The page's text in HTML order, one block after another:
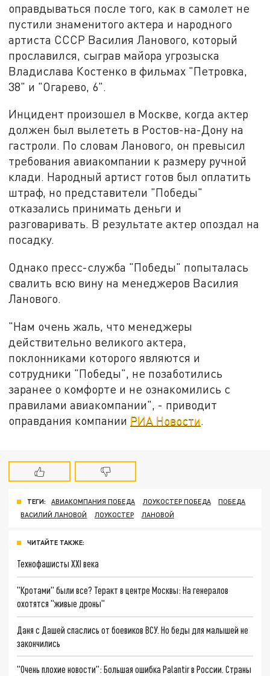
оправдываться после того, как в самолет не
пустили знаменитого актера и народного
артиста СССР Василия Ланового, который
прославился, сыграв майора угрозыска
Владислава Костенко в фильмах "Петровка,
38" и "Огарево, 6".
Инцидент произошел в Москве, когда актер
должен был вылететь в Ростов-на-Дону на
гастроли. По словам Ланового, он превысил
требования авиакомпании к размеру ручной
клади. Народный артист готов был оплатить
штраф, но представители "Победы"
отказались принимать деньги и
разговаривать. В результате актер опоздал на
посадку.
Однако пресс-служба "Победы" попыталась
свалить всю вину на менеджеров Василия
Ланового.
"Нам очень жаль, что менеджеры
действительно великого актера,
поклонниками которого являются и
сотрудники "Победы", не позаботились
заранее о комфорте и не ознакомились с
правилами авиакомпании", - приводит
оправдания компании РИА Новости.
ТЕГИ: АВИАКОМПАНИЯ ПОБЕДА ЛОУКОСТЕР ПОБЕДА
ПОБЕДА
ВАСИЛИЙ ЛАНОВОЙ
ЛОУКОСТЕР ЛАНОВОЙ
ЧИТАЙТЕ ТАКЖЕ:
Технофашисты XXI века
"Кротами" были все? Теракт в центре Москвы: На генералов
охотятся "живые дроны"
Даня с Дашей спаслись от боевиков ВСУ. Но беды для малышей не
закончились
"Очень плохие новости": Большая ошибка Palantir в России. Страны